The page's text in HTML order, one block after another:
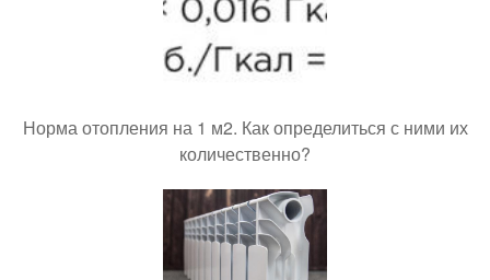
Норма отопления на 1 м2. Как определиться с ними их
количественно?